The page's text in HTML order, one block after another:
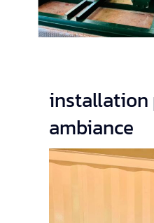
installation
ambiance